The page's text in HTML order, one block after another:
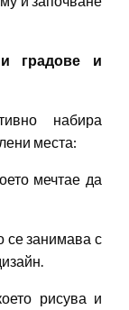
градове и
набира
места:
мечтае да
се занимава с
рисува и